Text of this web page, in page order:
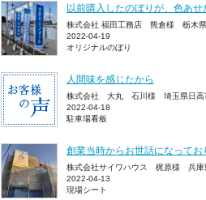
以前購入したのぼりが、色あ
株式会社 福田工務店 熊倉様 栃木
2022-04-19
オリジナルのぼり
人間味を感じたから
株式会社 大丸 石川様 埼玉県日高
2022-04-18
駐車場看板
創業当時からお世話になって
株式会社サイワハウス 梶原様 兵庫
2022-04-13
現場シート